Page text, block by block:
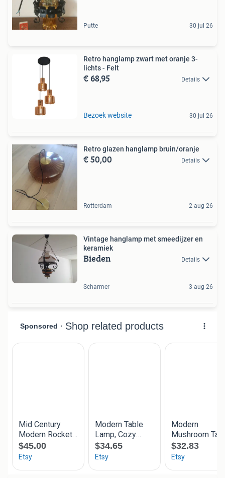
Putte 30 jul 26
Retro hanglamp zwart met oranje 3-
lichts - Felt
€ 68,95 Details
Bezoek website 30 jul 26
Retro glazen hanglamp bruin/oranje
€ 50,00 Details
Rotterdam 2 aug 26
Vintage hanglamp met smeedijzer en
keramiek
Bieden Details
Scharmer 3 aug 26